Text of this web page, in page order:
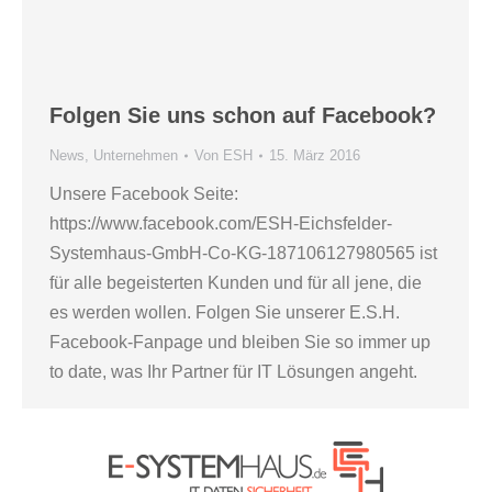
Folgen Sie uns schon auf Facebook?
News, Unternehmen Von ESH 15. März 2016
Unsere Facebook Seite:
https://www.facebook.com/ESH-Eichsfelder-
Systemhaus-GmbH-Co-KG-187106127980565 ist
für alle begeisterten Kunden und für all jene, die
es werden wollen. Folgen Sie unserer E.S.H.
Facebook-Fanpage und bleiben Sie so immer up
to date, was Ihr Partner für IT Lösungen angeht.